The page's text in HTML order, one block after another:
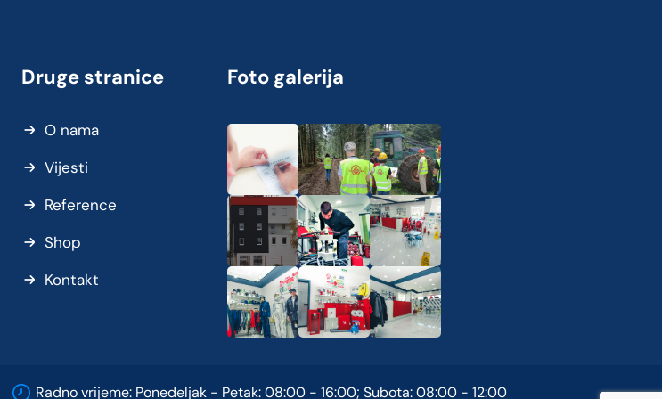
Druge stranice
O nama
Vijesti
Reference
Shop
Kontakt
Foto galerija
Radno vrijeme: Ponedeljak - Petak: 08:00 - 16:00; Subota: 08:00 - 12:00